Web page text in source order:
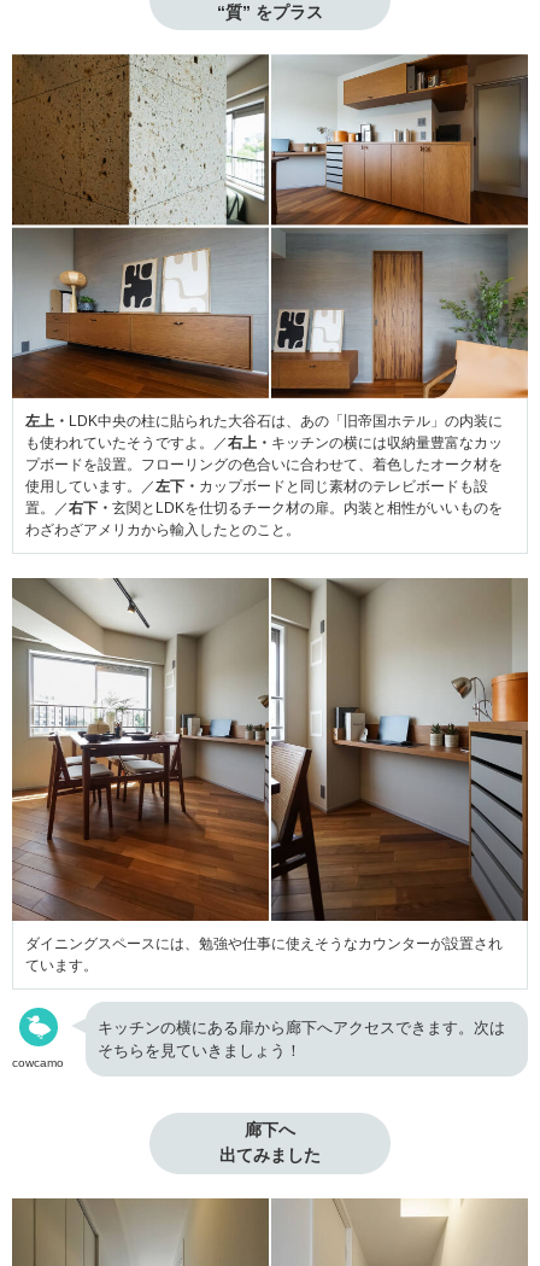
“質” をプラス
左上・ LDK中央の柱に貼られた大谷石は、あの「旧帝国ホテル」の内装に
も使われていたそうですよ。／右上・ キッチンの横には収納量豊富なカッ
プボードを設置。フローリングの色合いに合わせて、着色したオーク材を
使用しています。／左下・ カップボードと同じ素材のテレビボードも設
置。／右下・ 玄関とLDKを仕切るチーク材の扉。内装と相性がいいものを
わざわざアメリカから輸入したとのこと。
ダイニングスペースには、勉強や仕事に使えそうなカウンターが設置され
ています。
cowcamo
キッチンの横にある扉から廊下へアクセスできます。次は
そちらを見ていきましょう！
廊下へ
出てみました